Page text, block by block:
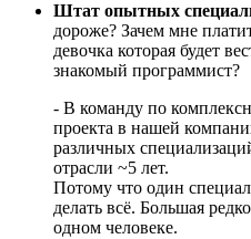
Штат опытных
дороже? Зачем мне
девочка которая будет
знакомый программист?
- В команду по
проекта в нашей
различных
отрасли ~5 лет.
Потому что один
делать всё. Большая
одном человеке.